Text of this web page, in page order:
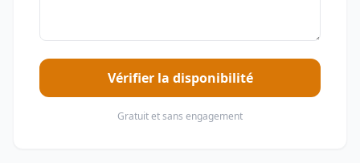
Vérifier la disponibilité
Gratuit et sans engagement